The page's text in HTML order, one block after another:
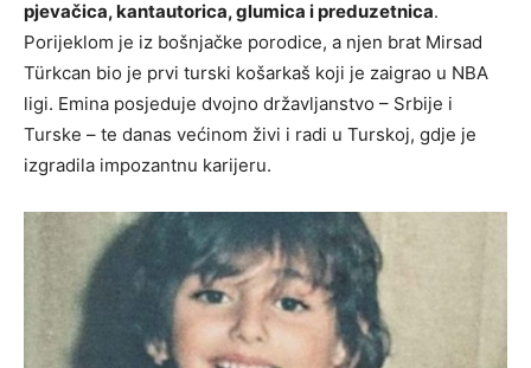
pjevačica, kantautorica, glumica i preduzetnica.
Porijeklom je iz bošnjačke porodice, a njen brat Mirsad
Türkcan bio je prvi turski košarkaš koji je zaigrao u NBA
ligi. Emina posjeduje dvojno državljanstvo – Srbije i
Turske – te danas većinom živi i radi u Turskoj, gdje je
izgradila impozantnu karijeru.